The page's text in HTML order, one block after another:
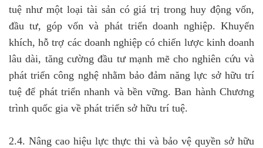
tuệ như một loại tài sản có giá trị trong huy động vốn,
đầu tư, góp vốn và phát triển doanh nghiệp. Khuyến
khích, hỗ trợ các doanh nghiệp có chiến lược kinh doanh
lâu dài, tăng cường đầu tư mạnh mẽ cho nghiên cứu và
phát triển công nghệ nhằm bảo đảm năng lực sở hữu trí
tuệ để phát triển nhanh và bền vững. Ban hành Chương
trình quốc gia về phát triển sở hữu trí tuệ.
2.4. Nâng cao hiệu lực thực thi và bảo vệ quyền sở hữu